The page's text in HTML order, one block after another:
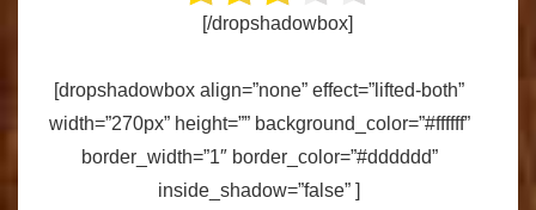
[/dropshadowbox]
[dropshadowbox align=”none” effect=”lifted-both”
width=”270px” height=”” background_color=”#ffffff”
border_width=”1″ border_color=”#dddddd”
inside_shadow=”false” ]